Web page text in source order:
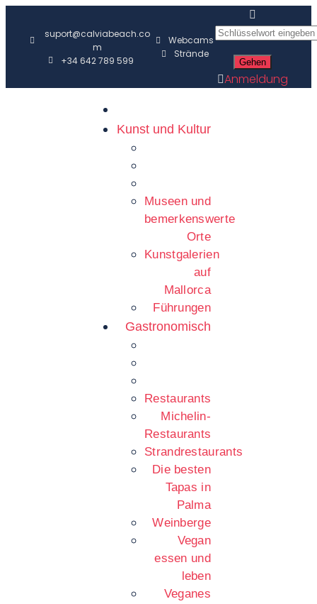
suport@calviabeach.co
m
+34 642 789 599
Webcams
Strände
Anmeldung
Kunst und Kultur
Museen und
bemerkenswerte
Orte
Kunstgalerien
auf
Mallorca
Führungen
Gastronomisch
Restaurants
Michelin-
Restaurants
Strandrestaurants
Die besten
Tapas in
Palma
Weinberge
Vegan
essen und
leben
Veganes